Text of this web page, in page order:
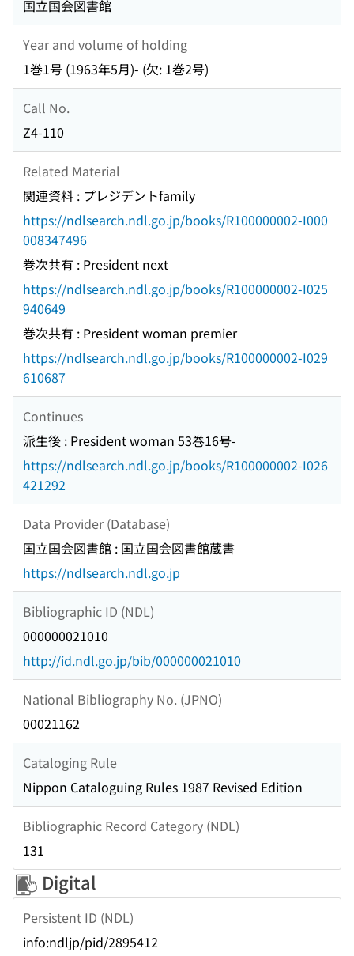
国立国会図書館
Year and volume of holding
1巻1号 (1963年5月)- (欠: 1巻2号)
Call No.
Z4-110
Related Material
関連資料 : プレジデントfamily
https://ndlsearch.ndl.go.jp/books/R100000002-I000
008347496
巻次共有 : President next
https://ndlsearch.ndl.go.jp/books/R100000002-I025
940649
巻次共有 : President woman premier
https://ndlsearch.ndl.go.jp/books/R100000002-I029
610687
Continues
派生後 : President woman 53巻16号-
https://ndlsearch.ndl.go.jp/books/R100000002-I026
421292
Data Provider (Database)
国立国会図書館 : 国立国会図書館蔵書
https://ndlsearch.ndl.go.jp
Bibliographic ID (NDL)
000000021010
http://id.ndl.go.jp/bib/000000021010
National Bibliography No. (JPNO)
00021162
Cataloging Rule
Nippon Cataloguing Rules 1987 Revised Edition
Bibliographic Record Category (NDL)
131
Digital
Persistent ID (NDL)
info:ndljp/pid/2895412